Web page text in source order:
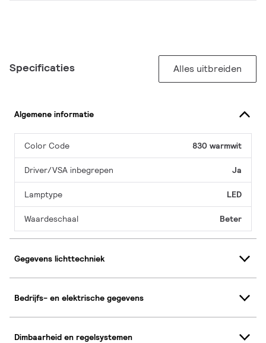
Specificaties Alles uitbreiden
Algemene informatie
Color Code 830 warmwit
Driver/VSA inbegrepen Ja
Lamptype LED
Waardeschaal Beter
Gegevens lichttechniek
Bedrijfs- en elektrische gegevens
Dimbaarheid en regelsystemen